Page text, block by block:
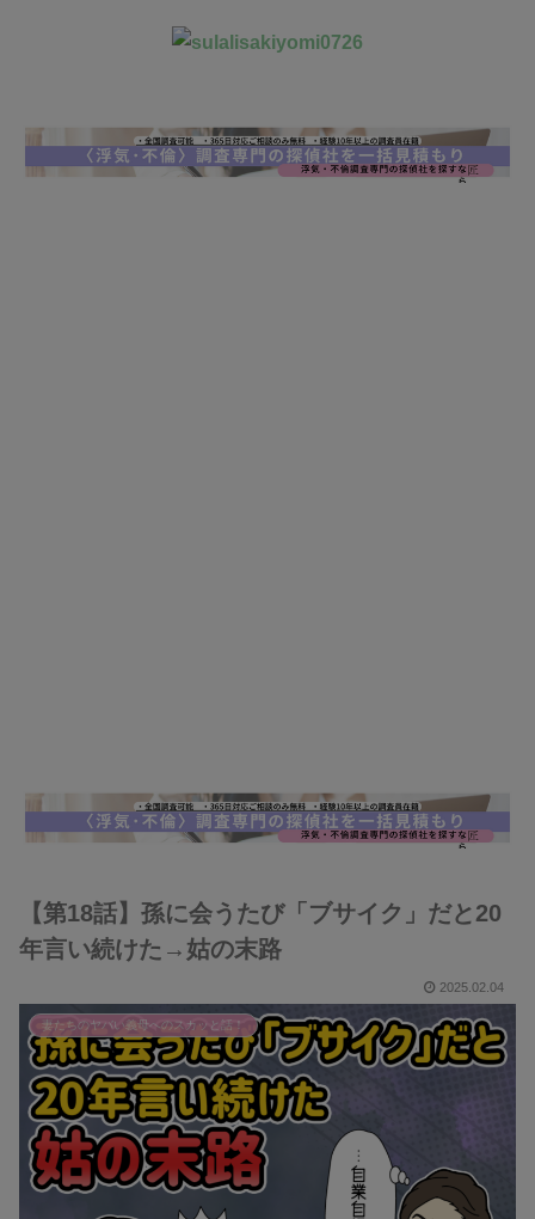
【第18話】孫に会うたび「ブサイク」だと20
年言い続けた→姑の末路
2025.02.04
妻たちのヤバい義母へのスカッと話！